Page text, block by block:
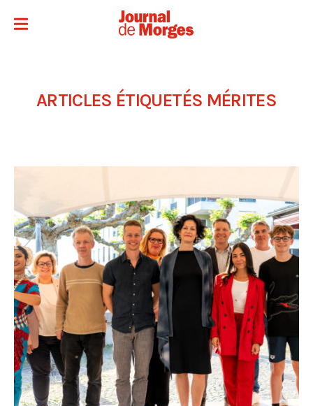
ARTICLES ÉTIQUETÉS MÉRITES